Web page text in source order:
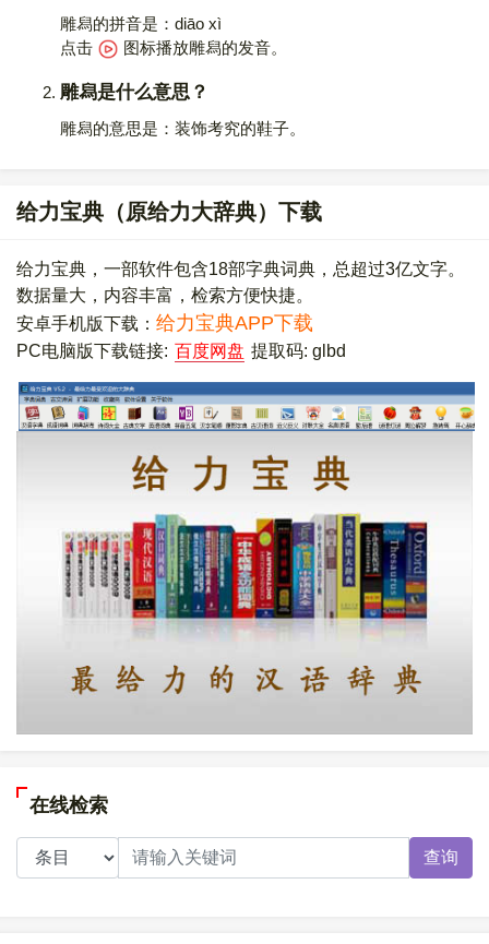
雕舄的拼音是：diāo xì
点击
图标播放雕舄的发音。
雕舄是什么意思？
雕舄的意思是：装饰考究的鞋子。
给力宝典（原给力大辞典）下载
给力宝典，一部软件包含18部字典词典，总超过3亿文字。
数据量大，内容丰富，检索方便快捷。
安卓手机版下载： 给力宝典APP下载
PC电脑版下载链接: 百度网盘 提取码: glbd
在线检索
查询